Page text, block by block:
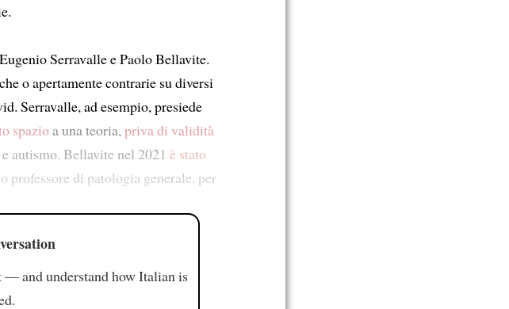
Serravalle e Paolo Bellavite.
o apertamente contrarie su diversi
Serravalle, ad esempio, presiede
spazioa una teoria, priva di validità
autismo. Bellavite nel 2021 è stato
professore di patologia generale, per
— and understand how Italian is